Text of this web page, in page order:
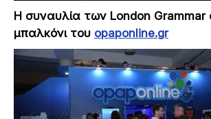
Η συναυλία των London Grammar
μπαλκόνι του opaponline.gr